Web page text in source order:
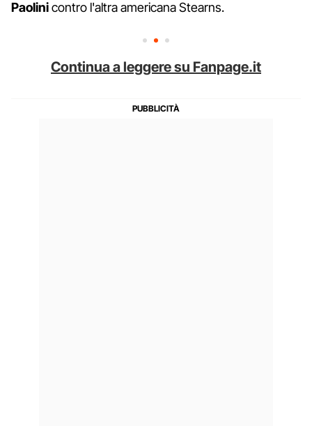
Paolinicontro l'altra americana Stearns.
Continua a leggere su Fanpage.it